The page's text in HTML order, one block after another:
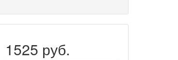
1525 руб.